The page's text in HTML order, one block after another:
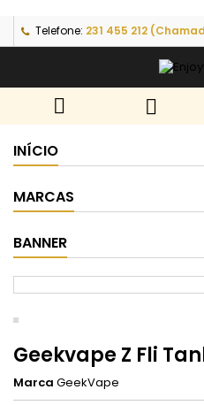
Telefone: 231 455 212
 
INÍCIO
MARCAS
BANNER
Geekvape Z Fli
Marca GeekVape